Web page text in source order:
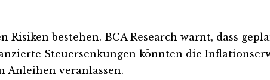
bestehen. BCA Research warnt, dass
Steuersenkungen könnten die
Anleihen veranlassen.